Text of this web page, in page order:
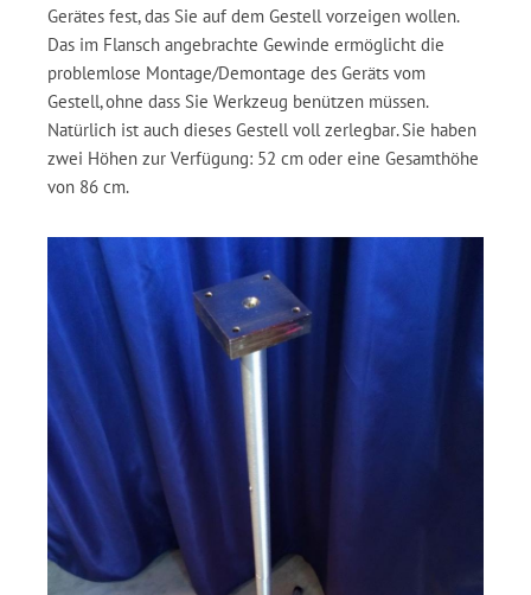
Gerätes fest, das Sie auf dem Gestell vorzeigen wollen.
Das im Flansch angebrachte Gewinde ermöglicht die
problemlose Montage/Demontage des Geräts vom
Gestell, ohne dass Sie Werkzeug benützen müssen.
Natürlich ist auch dieses Gestell voll zerlegbar. Sie haben
zwei Höhen zur Verfügung: 52 cm oder eine Gesamthöhe
von 86 cm.